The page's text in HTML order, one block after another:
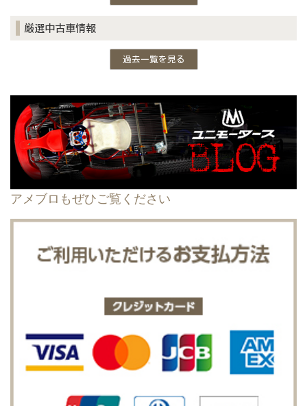
厳選中古車情報
過去一覧を見る
アメブロもぜひご覧ください